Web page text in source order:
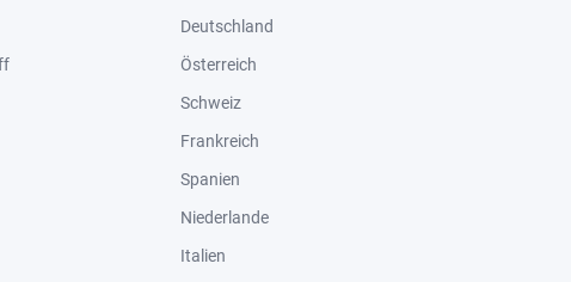
Deutschland
Österreich
Schweiz
Frankreich
Spanien
Niederlande
Italien